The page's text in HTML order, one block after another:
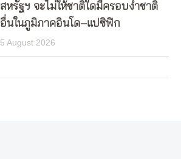
สหรัฐฯ จะไม่ให้ชาติใดมีครอบงำชาติ
อื่นในภูมิภาคอินโด–แปซิฟิก
5 August 2026